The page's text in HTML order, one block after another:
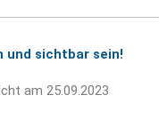
und sichtbar sein!
am 25.09.2023